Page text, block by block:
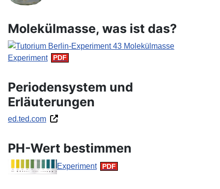
Molekülmasse, was ist das?
Experiment
Periodensystem und
Erläuterungen
ed.ted.com
PH-Wert bestimmen
Experiment